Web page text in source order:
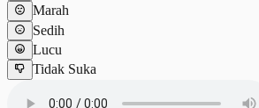
Marah
Sedih
Lucu
Tidak Suka